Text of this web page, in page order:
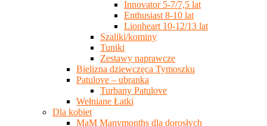
Innovator 5-7/7,5 lat
Enthusiast 8-10 lat
Lionheart 10-12/13 lat
Szaliki/kominy
Tuniki
Zestawy naprawcze
Bielizna dziewczęca Tymoszku
Patulove – ubranka
Turbany Patulove
Wełniane Łatki
Dla kobiet
MaM Manymonths dla dorosłych